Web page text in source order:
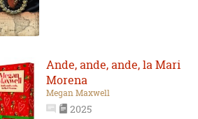
Ande, ande, ande, la Mari
Morena
Megan Maxwell
2025